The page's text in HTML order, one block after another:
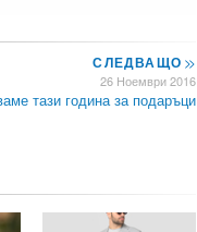
СЛЕДВАЩО>>
26 Ноември 2016
тази година за подаръци